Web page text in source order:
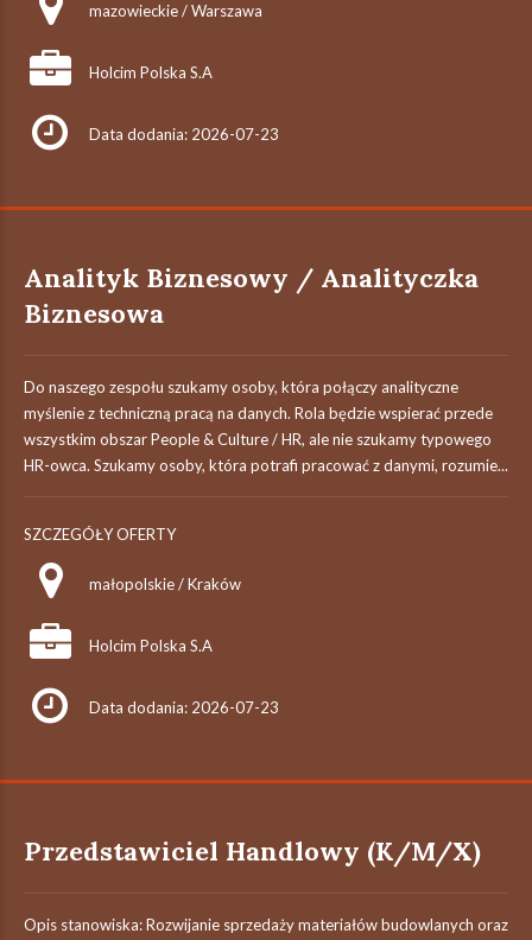
mazowieckie / Warszawa
Holcim Polska S.A
Data dodania: 2026-07-23
Analityk Biznesowy / Analityczka
Biznesowa
Do naszego zespołu szukamy osoby, która połączy analityczne
myślenie z techniczną pracą na danych. Rola będzie wspierać przede
wszystkim obszar People & Culture / HR, ale nie szukamy typowego
HR-owca. Szukamy osoby, która potrafi pracować z danymi, rozumie...
SZCZEGÓŁY OFERTY
małopolskie / Kraków
Holcim Polska S.A
Data dodania: 2026-07-23
Przedstawiciel Handlowy (K/M/X)
Opis stanowiska: Rozwijanie sprzedaży materiałów budowlanych oraz